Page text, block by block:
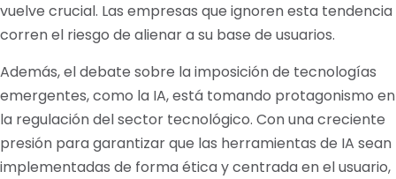
vuelve crucial. Las empresas que ignoren esta tendencia
corren el riesgo de alienar a su base de usuarios.
Además, el debate sobre la imposición de tecnologías
emergentes, como la IA, está tomando protagonismo en
la regulación del sector tecnológico. Con una creciente
presión para garantizar que las herramientas de IA sean
implementadas de forma ética y centrada en el usuario,